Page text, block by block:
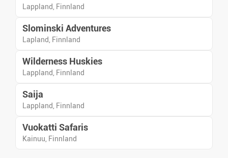
Lappland, Finnland
Slominski Adventures
Lapland, Finnland
Wilderness Huskies
Lappland, Finnland
Saija
Lappland, Finnland
Vuokatti Safaris
Kainuu, Finnland